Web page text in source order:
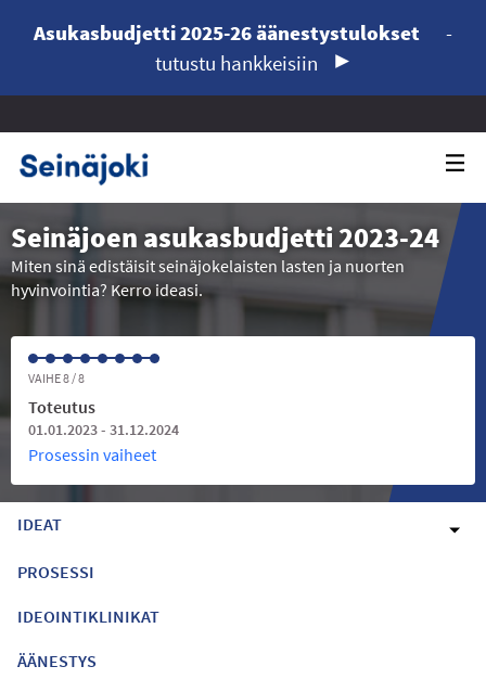
Asukasbudjetti 2025-26 äänestystulokset
-
tutustu hankkeisiin
Seinäjoen asukasbudjetti 2023-24
Miten sinä edistäisit seinäjokelaisten lasten ja nuorten
hyvinvointia? Kerro ideasi.
VAIHE 8 / 8
Toteutus
01.01.2023 - 31.12.2024
Prosessin vaiheet
IDEAT
PROSESSI
IDEOINTIKLINIKAT
ÄÄNESTYS